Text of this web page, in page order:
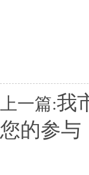
上一篇:我
您的参与